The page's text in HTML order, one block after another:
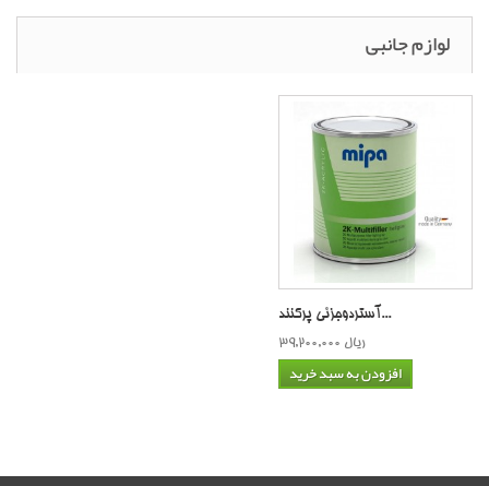
لوازم جانبی
آستردوجزئی پرکنند...
39,200,000 ریال
افزودن به سبد خرید